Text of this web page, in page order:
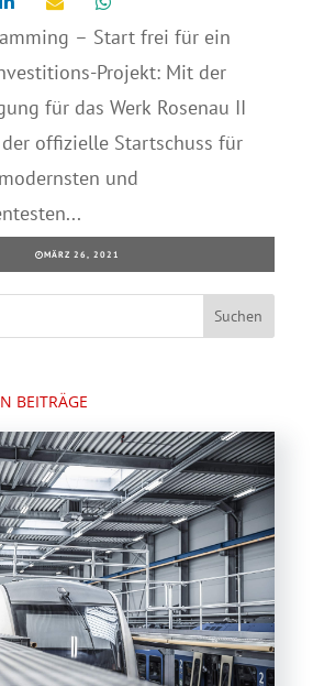
– Start frei für ein
Projekt: Mit der
für das Werk Rosenau II
offizielle Startschuss für
und
MÄRZ 26, 2021
BEITRÄGE